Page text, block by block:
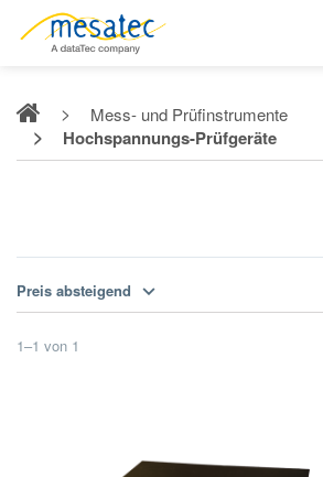
Mess- und Prüfinstrumente
Hochspannungs-Prüfgeräte
Preis absteigend
1–1 von 1